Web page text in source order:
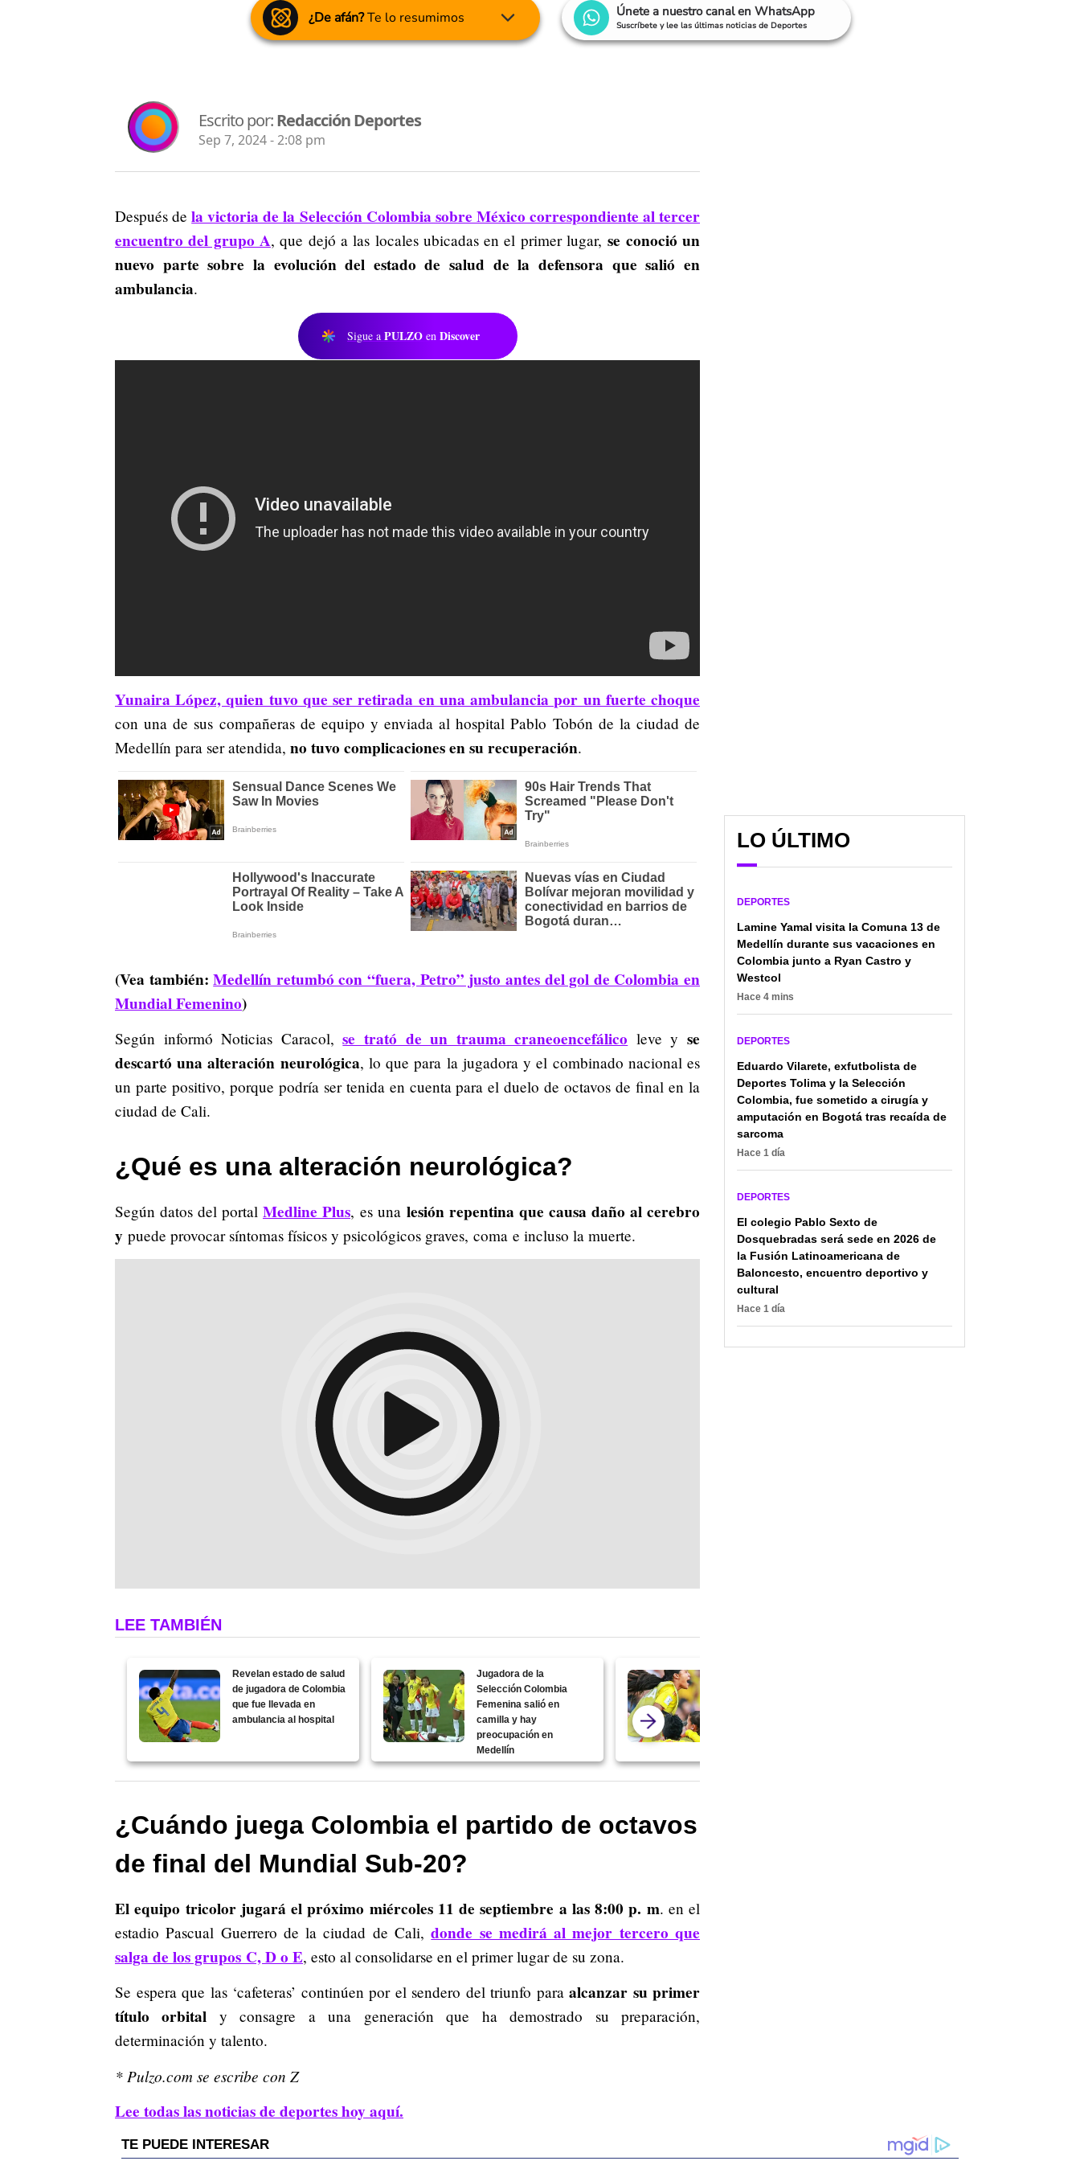
¿De afán?Te lo resumimos Únete a nuestro canal en WhatsApp
Suscríbete y lee las últimas noticias de Deportes
Escrito por:Redacción Deportes
Sep 7, 2024 - 2:08 pm
Después dela victoria de la Selección Colombia sobre México correspondiente al tercer
encuentro del grupo A, que dejó a las locales ubicadas en el primer lugar,se conoció un
nuevo parte sobre la evolución del estado de salud de la defensora que salió en
ambulancia.
Sigue a PULZO en Discover
Yunaira López, quien tuvo que ser retirada en una ambulancia por un fuerte choque
con una de sus compañeras de equipo y enviada al hospital Pablo Tobón de la ciudad de
Medellín para ser atendida, no tuvo complicaciones en su recuperación.
(Vea también:Medellín retumbó con “fuera, Petro” justo antes del gol de Colombia en
Mundial Femenino)
Según informó Noticias Caracol,se trató de un trauma craneoencefálico leve yse
descartó una alteración neurológica, lo que para la jugadora y el combinado nacional es
un parte positivo, porque podría ser tenida en cuenta para el duelo de octavos de final en la
ciudad de Cali.
¿Qué es una alteración neurológica?
Según datos del portal Medline Plus, es una lesión repentina que causa daño al cerebro
y puede provocar síntomas físicos y psicológicos graves, coma e incluso la muerte.
LEE TAMBIÉN
Revelan estado de salud
de jugadora de Colombia
que fue llevada en
ambulancia al hospital
Jugadora de la
Selección Colombia
Femenina salió en
camilla y hay
preocupación en
Medellín
¿Cuándo juega Colombia el partido de octavos
de final del Mundial Sub-20?
El equipo tricolor jugará el próximo miércoles 11 de septiembre a las 8:00 p. m. en el
estadio Pascual Guerrero de la ciudad de Cali,donde se medirá al mejor tercero que
salga de los grupos C, D o E, esto al consolidarse en el primer lugar de su zona.
Se espera que las ‘cafeteras’ continúen por el sendero del triunfo para alcanzar su primer
título orbital y consagre a una generación que ha demostrado su preparación,
determinación y talento.
* Pulzo.com se escribe con Z
Lee todas las noticias de deportes hoy aquí.
LO ÚLTIMO
DEPORTES
Lamine Yamal visita la Comuna 13 de
Medellín durante sus vacaciones en
Colombia junto a Ryan Castro y
Westcol
Hace 4 mins
DEPORTES
Eduardo Vilarete, exfutbolista de
Deportes Tolima y la Selección
Colombia, fue sometido a cirugía y
amputación en Bogotá tras recaída de
sarcoma
Hace 1 día
DEPORTES
El colegio Pablo Sexto de
Dosquebradas será sede en 2026 de
la Fusión Latinoamericana de
Baloncesto, encuentro deportivo y
cultural
Hace 1 día